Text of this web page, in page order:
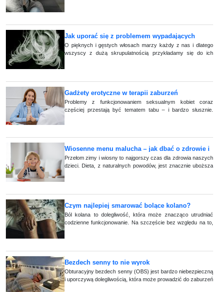
Jak uporać się z problemem wypadających
włosów?
O pięknych i gęstych włosach marzy każdy z nas i dlatego
wszyscy z dużą skrupulatnością przykładamy się do ich
Gadżety erotyczne w terapii zaburzeń
seksualnych – nowoczesne narzędzie w służbie
zdrowia intymnego kobiet
Problemy z funkcjonowaniem seksualnym kobiet coraz
częściej przestają być tematem tabu – i bardzo słusznie.
Wiosenne menu malucha – jak dbać o zdrowie i
odporność dziecka?
Przełom zimy i wiosny to najgorszy czas dla zdrowia naszych
dzieci. Dieta, z naturalnych powodów, jest znacznie uboższa
Czym najlepiej smarować bolące kolano?
Sprawdź, jakie maści i żele wybrać
Ból kolana to dolegliwość, która może znacząco utrudniać
codzienne funkcjonowanie. Na szczęście bez względu na to,
Bezdech senny to nie wyrok
Obturacyjny bezdech senny (OBS) jest bardzo niebezpieczną
i uporczywą dolegliwością, która może prowadzić do zaburzeń